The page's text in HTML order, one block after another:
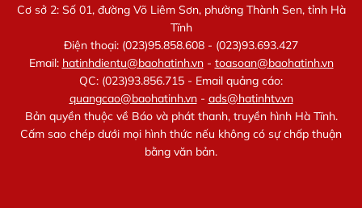
Cơ sở 2: Số 01, đường Võ Liêm Sơn, phường Thành Sen, tỉnh Hà
Tĩnh
Điện thoại: (023)95.858.608 - (023)93.693.427
Email: hatinhdientu@baohatinh.vn- toasoan@baohatinh.vn
QC: (023)93.856.715 - Email quảng cáo:
quangcao@baohatinh.vn- ads@hatinhtv.vn
Bản quyền thuộc về Báo và phát thanh, truyền hình Hà Tĩnh.
Cấm sao chép dưới mọi hình thức nếu không có sự chấp thuận
bằng văn bản.